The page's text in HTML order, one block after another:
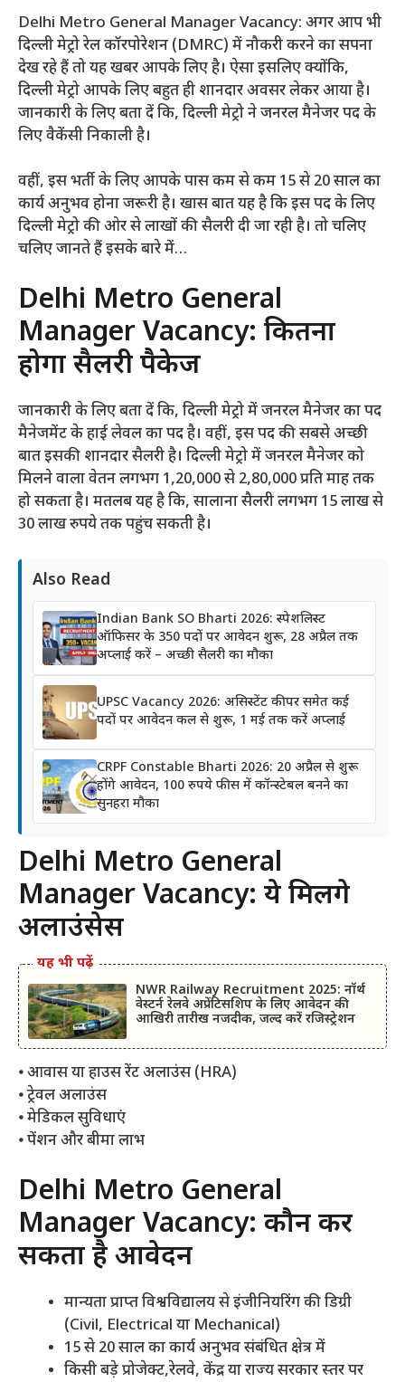
Delhi Metro General Manager Vacancy: अगर आप भी
दिल्ली मेट्रो रेल कॉरपोरेशन (DMRC) में नौकरी करने का सपना
देख रहे हैं तो यह खबर आपके लिए है। ऐसा इसलिए क्योंकि,
दिल्ली मेट्रो आपके लिए बहुत ही शानदार अवसर लेकर आया है।
जानकारी के लिए बता दें कि, दिल्ली मेट्रो ने जनरल मैनेजर पद के
लिए वैकेंसी निकाली है।
वहीं, इस भर्ती के लिए आपके पास कम से कम 15 से 20 साल का
कार्य अनुभव होना जरूरी है। खास बात यह है कि इस पद के लिए
दिल्ली मेट्रो की ओर से लाखों की सैलरी दी जा रही है। तो चलिए
चलिए जानते हैं इसके बारे में…
Delhi Metro General
Manager Vacancy: कितना
होगा सैलरी पैकेज
जानकारी के लिए बता दें कि, दिल्ली मेट्रो में जनरल मैनेजर का पद
मैनेजमेंट के हाई लेवल का पद है। वहीं, इस पद की सबसे अच्छी
बात इसकी शानदार सैलरी है। दिल्ली मेट्रो में जनरल मैनेजर को
मिलने वाला वेतन लगभग 1,20,000 से 2,80,000 प्रति माह तक
हो सकता है। मतलब यह है कि, सालाना सैलरी लगभग 15 लाख से
30 लाख रुपये तक पहुंच सकती है।
Also Read
Indian Bank SO Bharti 2026: स्पेशलिस्ट
ऑफिसर के 350 पदों पर आवेदन शुरू, 28 अप्रैल तक
अप्लाई करें – अच्छी सैलरी का मौका
UPSC Vacancy 2026: असिस्टेंट कीपर समेत कई
पदों पर आवेदन कल से शुरू, 1 मई तक करें अप्लाई
CRPF Constable Bharti 2026: 20 अप्रैल से शुरू
होंगे आवेदन, 100 रुपये फीस में कॉन्स्टेबल बनने का
सुनहरा मौका
Delhi Metro General
Manager Vacancy: ये मिलेंगे
अलाउंसेस
यह भी पढ़ें
NWR Railway Recruitment 2025: नॉर्थ
वेस्टर्न रेलवे अप्रेंटिसशिप के लिए आवेदन की
आखिरी तारीख नजदीक, जल्द करें रजिस्ट्रेशन
⦁ आवास या हाउस रेंट अलाउंस (HRA)
⦁ ट्रेवल अलाउंस
⦁ मेडिकल सुविधाएं
⦁ पेंशन और बीमा लाभ
Delhi Metro General
Manager Vacancy: कौन कर
सकता है आवेदन
मान्यता प्राप्त विश्वविद्यालय से इंजीनियरिंग की डिग्री
(Civil, Electrical या Mechanical)
15 से 20 साल का कार्य अनुभव संबंधित क्षेत्र में
किसी बड़े प्रोजेक्ट,रेलवे, केंद्र या राज्य सरकार स्तर पर